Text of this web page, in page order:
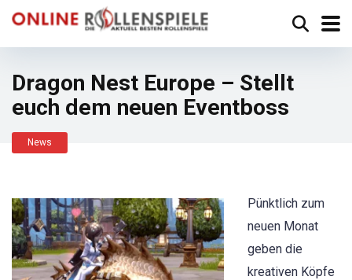
Dragon Nest Europe – Stellt
euch dem neuen Eventboss
News
Pünktlich zum
neuen Monat
geben die
kreativen Köpfe